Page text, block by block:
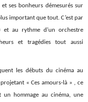
ses bonheurs démesurés sur
important que tout. C’est par
et au rythme d’un orchestre
et tragédies tout aussi
les débuts du cinéma au
« Ces amours-là » , ce
hommage au cinéma, une